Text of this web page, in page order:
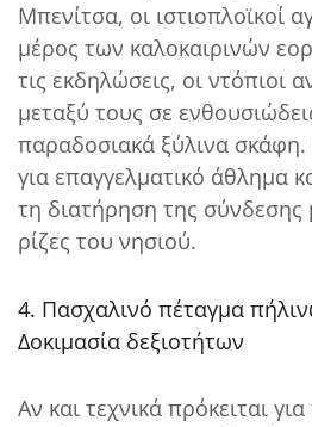
Μπενίτσα, οι ιστιοπλοϊκοί
μέρος των καλοκαιρινών
τις εκδηλώσεις, οι ντόπιοι
μεταξύ τους σε
παραδοσιακά ξύλινα σκάφη.
για επαγγελματικό άθλημα
τη διατήρηση της σύνδεσης
ρίζες του νησιού.
4. Πασχαλινό πέταγμα
Δοκιμασία δεξιοτήτων
Αν και τεχνικά πρόκειται